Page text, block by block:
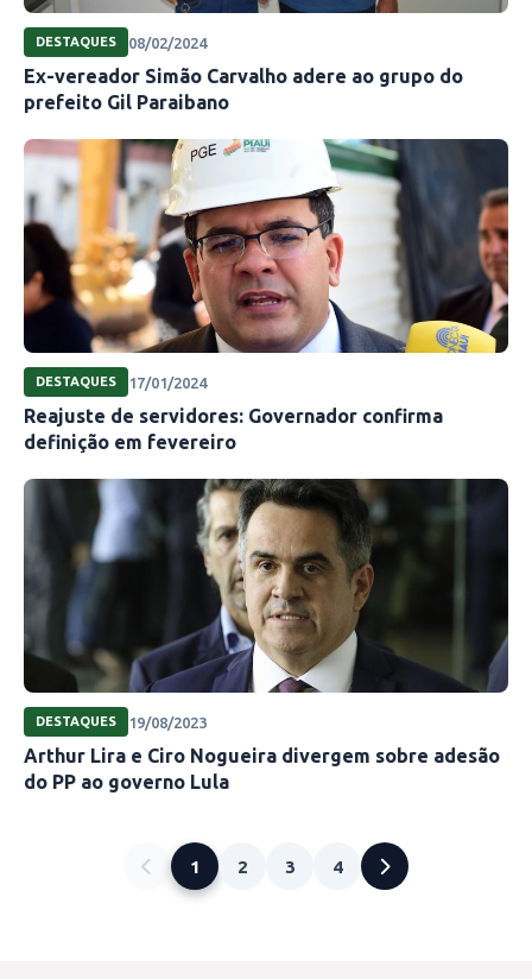
DESTAQUES 08/02/2024
Ex-vereador Simão Carvalho adere ao grupo do
prefeito Gil Paraibano
DESTAQUES 17/01/2024
Reajuste de servidores: Governador confirma
definição em fevereiro
DESTAQUES 19/08/2023
Arthur Lira e Ciro Nogueira divergem sobre adesão
do PP ao governo Lula
1 2 3 4